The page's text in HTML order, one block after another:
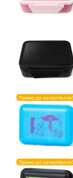
Промо до изчерпване!
Промо до изчерпване!